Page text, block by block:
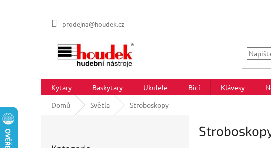
na
prodejna@houdek.cz
Kytary Baskytary Ukulele Bicí Klávesy
Domů
Světla Stroboskopy